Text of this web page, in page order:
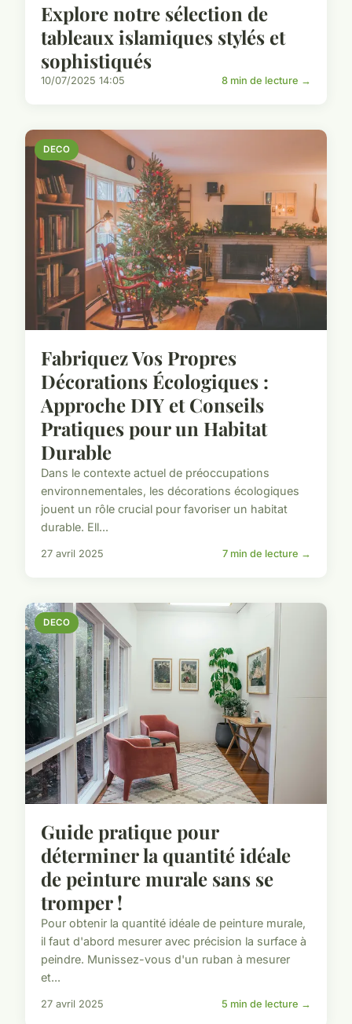
Explore notre sélection de
tableaux islamiques stylés et
sophistiqués
10/07/2025 14:05 8 min de lecture →
DECO
Fabriquez Vos Propres
Décorations Écologiques :
Approche DIY et Conseils
Pratiques pour un Habitat
Durable
Dans le contexte actuel de préoccupations
environnementales, les décorations écologiques
jouent un rôle crucial pour favoriser un habitat
durable. Ell...
27 avril 2025 7 min de lecture →
DECO
Guide pratique pour
déterminer la quantité idéale
de peinture murale sans se
tromper !
Pour obtenir la quantité idéale de peinture murale,
il faut d'abord mesurer avec précision la surface à
peindre. Munissez-vous d'un ruban à mesurer
et...
27 avril 2025 5 min de lecture →